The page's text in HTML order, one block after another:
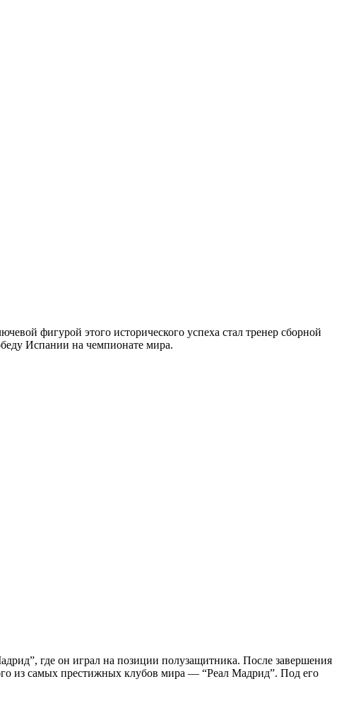
фигурой этого исторического успеха стал тренер сборной
Испании на чемпионате мира.
где он играл на позиции полузащитника. После завершения
из самых престижных клубов мира — “Реал Мадрид”. Под его